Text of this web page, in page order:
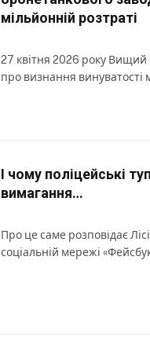
мільйонній розтраті
27 квітня 2026 року Вищий
про визнання винуватості
І чому поліцейські
вимагання…
Про це саме розповідає
соціальній мережі